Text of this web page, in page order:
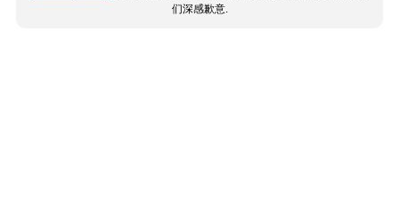
们深感歉意.